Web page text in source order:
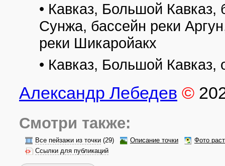
• Кавказ, Большой Кавказ,
Сунжа, бассейн реки
реки Шикаройакх
• Кавказ, Большой Кавказ,
Александр Лебедев ©
Смотри также:
Все пейзажи из точки (29) Описание точки
Фото
Ссылки для публикаций